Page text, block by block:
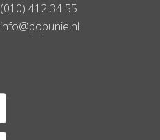
(010) 412 34 55
info@popunie.nl